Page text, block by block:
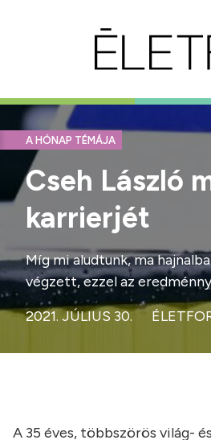
A HÓNAP TÉMÁJA
Cseh László
karrierjét
Míg mi aludtunk, ma
végzett, ezzel az
2021. JÚLIUS 30.
A 35 éves, többszörös világ-